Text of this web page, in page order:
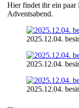
Hier findet ihr ein paar
Adventsabend.
2025.12.04.
2025.12.04.
2025.12.04.
...